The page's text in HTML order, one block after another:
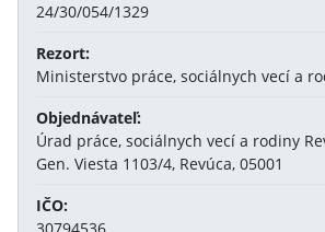
24/30/054/1329
Rezort:
Ministerstvo práce, sociálnych vecí a
Objednávateľ:
Úrad práce, sociálnych vecí a rodiny
Gen. Viesta 1103/4, Revúca, 05001
IČO: